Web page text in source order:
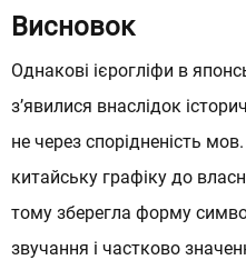
Висновок
Однакові ієрогліфи в
з’явилися внаслідок
не через спорідненість
китайську графіку до
тому зберегла форму
звучання і частково